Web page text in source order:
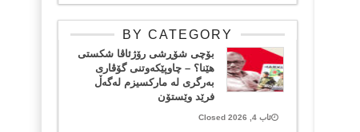
BY CATEGORY
بۆچی شۆڕشی رۆژئاڤا شکستی
هێنا؟ – چاوپێکەوتنی گۆڤاری
بەرگری لە مارکسیزم لەگەڵ
فرێد وێستۆن
ئاب 4, 2026 Closed